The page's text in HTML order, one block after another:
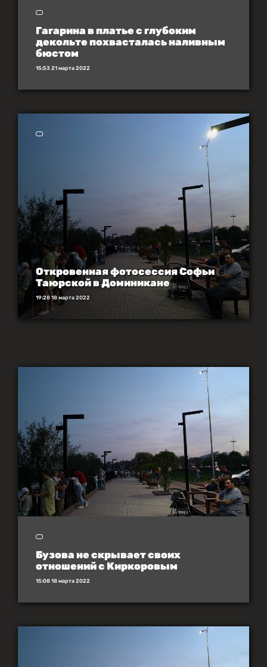
Гагарина в платье с глубоким
декольте похвасталась наливным
бюстом
15:53 21 марта 2022
Откровенная фотосессия Софьи
Таюрской в Доминикане
19:28 18 марта 2022
Бузова не скрывает своих
отношений с Киркоровым
15:08 18 марта 2022